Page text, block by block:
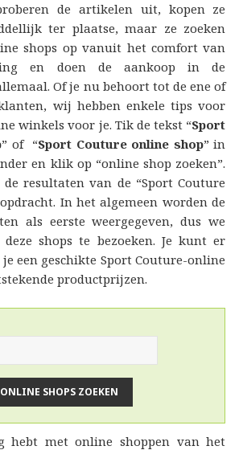
de artikelen uit, kopen ze
ter plaatse, maar ze zoeken
shops op vanuit het comfort van
en doen de aankoop in de
Of je nu behoort tot de ene of
wij hebben enkele tips voor
winkels voor je. Tik de tekst “Sport
” of “Sport Couture online shop” in
en klik op “online shop zoeken”.
resultaten van de “Sport Couture
In het algemeen worden de
als eerste weergegeven, dus we
shops te bezoeken. Je kunt er
een geschikte Sport Couture-online
productprijzen.
hebt met online shoppen van het